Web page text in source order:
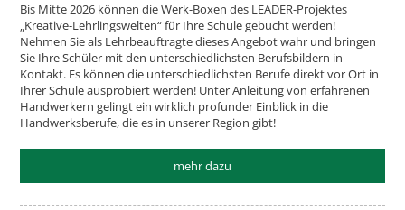
Bis Mitte 2026 können die Werk-Boxen des LEADER-Projektes
„Kreative-Lehrlingswelten“ für Ihre Schule gebucht werden!
Nehmen Sie als Lehrbeauftragte dieses Angebot wahr und bringen
Sie Ihre Schüler mit den unterschiedlichsten Berufsbildern in
Kontakt. Es können die unterschiedlichsten Berufe direkt vor Ort in
Ihrer Schule ausprobiert werden! Unter Anleitung von erfahrenen
Handwerkern gelingt ein wirklich profunder Einblick in die
Handwerksberufe, die es in unserer Region gibt!
mehr dazu